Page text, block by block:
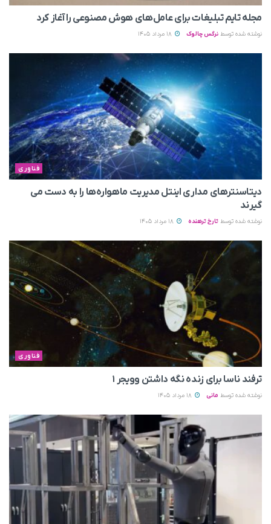
مجله تایم تبلیغات برای عامل‌های هوش مصنوعی را آغاز کرد
نوشته شده توسط نرگس چالوک
فناوری
دیتاسنترهای مداری اینتل مدیریت ماهواره‌ها را به دست می‌
گیرند
نوشته شده توسط تارخ ترهنده
فناوری
ترفند ناسا برای زنده نگه داشتن وویجر ۱
نوشته شده توسط مانی